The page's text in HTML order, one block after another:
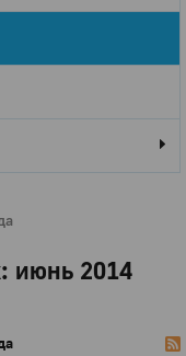
июнь 2014